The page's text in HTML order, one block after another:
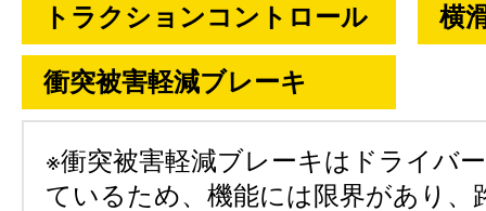
トラクションコントロール 横
衝突被害軽減ブレーキ
※衝突被害軽減ブレーキはドライバ
ているため、機能には限界があり、